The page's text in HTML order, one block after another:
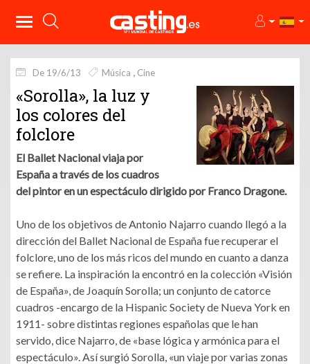
De 19/6/13 Música Cine
«Sorolla», la luz y
los colores del
folclore
El Ballet Nacional viaja por
España a través de los cuadros
del pintor en un espectáculo dirigido por Franco Dragone.
Uno de los objetivos de Antonio Najarro cuando llegó a la
dirección del Ballet Nacional de España fue recuperar el
folclore, uno de los más ricos del mundo en cuanto a danza
se refiere. La inspiración la encontró en la colección «Visión
de España», de Joaquín Sorolla; un conjunto de catorce
cuadros -encargo de la Hispanic Society de Nueva York en
1911- sobre distintas regiones españolas que le han
servido, dice Najarro, de «base lógica y armónica para el
espectáculo». Así surgió Sorolla, «un viaje por varias zonas